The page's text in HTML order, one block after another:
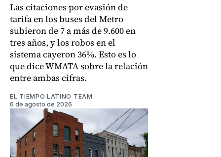
Las citaciones por evasión de
tarifa en los buses del Metro
subieron de 7 a más de 9.600 en
tres años, y los robos en el
sistema cayeron 36%. Esto es lo
que dice WMATA sobre la relación
entre ambas cifras.
EL TIEMPO LATINO TEAM
6 de agosto de 2026